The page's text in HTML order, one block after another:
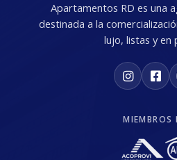
Apartamentos RD es una
destinada a la
lujo, listas y en
MIEMBROS